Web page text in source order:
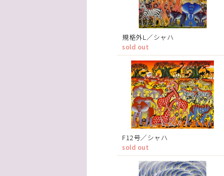
規格外L／シャハ
sold out
F12号／シャハ
sold out